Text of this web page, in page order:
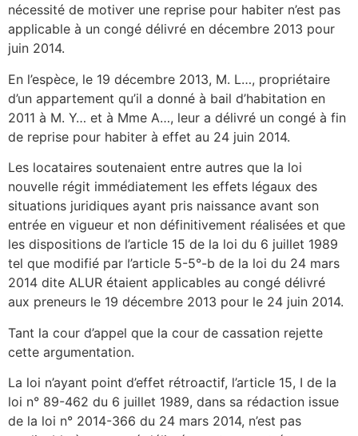
nécessité de motiver une reprise pour habiter n’est pas
applicable à un congé délivré en décembre 2013 pour
juin 2014.
En l’espèce, le 19 décembre 2013, M. L…, propriétaire
d’un appartement qu’il a donné à bail d’habitation en
2011 à M. Y… et à Mme A…, leur a délivré un congé à fin
de reprise pour habiter à effet au 24 juin 2014.
Les locataires soutenaient entre autres que la loi
nouvelle régit immédiatement les effets légaux des
situations juridiques ayant pris naissance avant son
entrée en vigueur et non définitivement réalisées et que
les dispositions de l’article 15 de la loi du 6 juillet 1989
tel que modifié par l’article 5-5°-b de la loi du 24 mars
2014 dite ALUR étaient applicables au congé délivré
aux preneurs le 19 décembre 2013 pour le 24 juin 2014.
Tant la cour d’appel que la cour de cassation rejette
cette argumentation.
La loi n’ayant point d’effet rétroactif, l’article 15, I de la
loi n° 89-462 du 6 juillet 1989, dans sa rédaction issue
de la loi n° 2014-366 du 24 mars 2014, n’est pas